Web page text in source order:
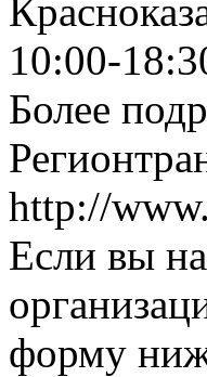
10:00-
Более
http://
Если вы
форму